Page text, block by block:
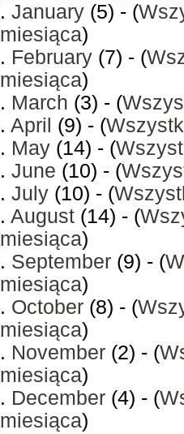
. January (5) - (
miesiąca)
. February (7) - (
miesiąca)
. March (3) - (
. April (9) - (
. May (14) - (
. June (10) - (
. July (10) - (
. August (14) - (
miesiąca)
. September (9) - (
miesiąca)
. October (8) - (
miesiąca)
. November (2) - (
miesiąca)
. December (4) - (
miesiąca)